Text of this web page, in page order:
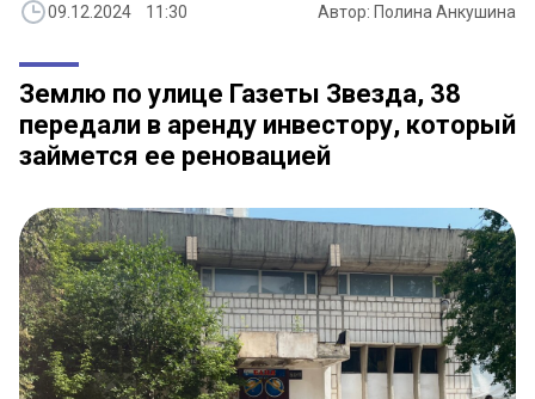
09.12.2024 11:30 Автор: Полина Анкушина
Землю по улице Газеты Звезда, 38
передали в аренду инвестору, который
займется ее реновацией